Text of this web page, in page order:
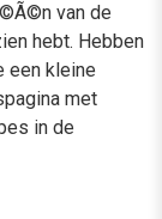
van de
hebt. Hebben
een kleine
met
in de